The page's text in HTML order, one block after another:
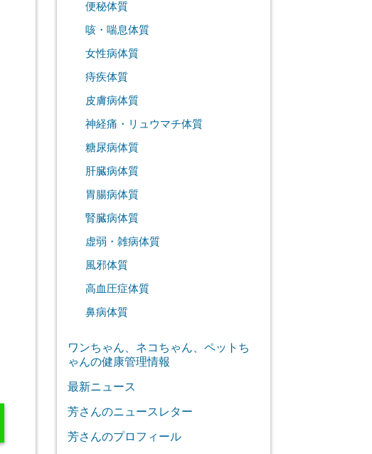
便秘体質
咳・喘息体質
女性病体質
痔疾体質
皮膚病体質
神経痛・リュウマチ体質
糖尿病体質
肝臓病体質
胃腸病体質
腎臓病体質
虚弱・雑病体質
風邪体質
高血圧症体質
鼻病体質
ワンちゃん、ネコちゃん、ペットち
ゃんの健康管理情報
最新ニュース
芳さんのニュースレター
芳さんのプロフィール